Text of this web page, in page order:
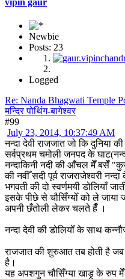
Newbie
Posts: 23
Logged
Re: Nanda Bhagwati Temple
मन्दिर पोथिंग-बागेश्वर
#99
July 23, 2014, 10:37:49 AM
नन्दा देवी राजजात जो कि दुनिया
सर्वप्रथम चमोली जनपद के
नन्दाकिनी नदी की आँचल मेँ बसेँ
की नवीँ सदी पूर्व राजराजेश्वरी नन्दा
भगवती की दो स्वर्णमयी डोलियाँ
इसके पीछे से चौसिँग्योँ को ले
अपनी छँतोली लेकर चलते हैँ ।
नन्दा देवी की डोलियोँ के साथ
राजजात की शुरुआत तब होती है जब
है।
यह अपशगुन चौसिँग्या खाड़ू के रुप मेँ